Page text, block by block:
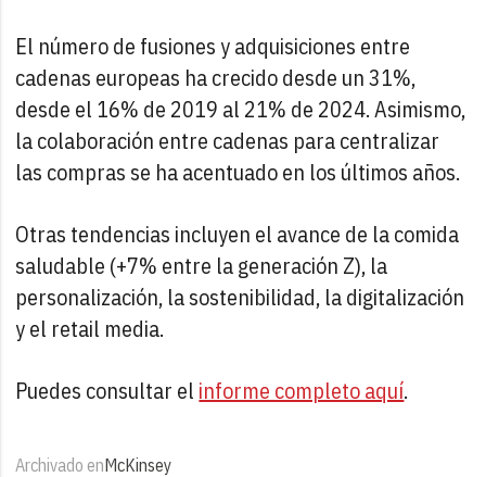
El número de fusiones y adquisiciones entre
cadenas europeas ha crecido desde un 31%,
desde el 16% de 2019 al 21% de 2024. Asimismo,
la colaboración entre cadenas para centralizar
las compras se ha acentuado en los últimos años.
Otras tendencias incluyen el avance de la comida
saludable (+7% entre la generación Z), la
personalización, la sostenibilidad, la digitalización
y el retail media.
Puedes consultar el informe completo aquí.
Archivado enMcKinsey